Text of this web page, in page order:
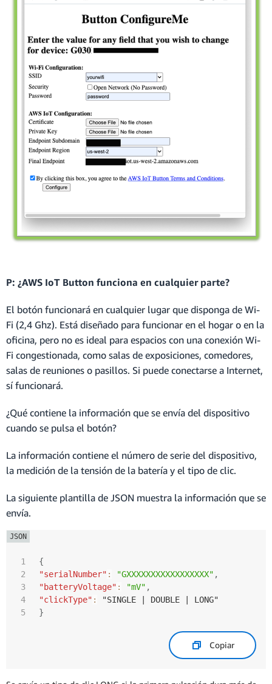
P: ¿AWS IoT Button funciona en cualquier parte?
El botón funcionará en cualquier lugar que disponga de Wi-
Fi (2,4 Ghz). Está diseñado para funcionar en el hogar o en la
oficina, pero no es ideal para espacios con una conexión Wi-
Fi congestionada, como salas de exposiciones, comedores,
salas de reuniones o pasillos. Si puede conectarse a Internet,
sí funcionará.
¿Qué contiene la información que se envía del dispositivo
cuando se pulsa el botón?
La información contiene el número de serie del dispositivo,
la medición de la tensión de la batería y el tipo de clic.
La siguiente plantilla de JSON muestra la información que se
envía.
{
"serialNumber" : "GXXXXXXXXXXXXXXXXX" ,
"batteryVoltage" : "mV" ,
"clickType" :
}
Copiar